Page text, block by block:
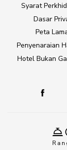
Syarat
Dasar
Peta
Penyenaraian
Hotel Bukan